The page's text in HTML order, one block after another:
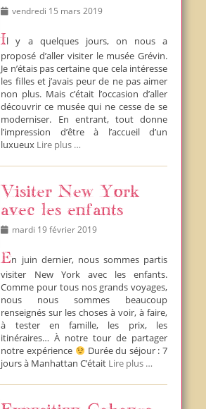
Posted
vendredi 15 mars 2019
Il y a quelques jours, on nous a
proposé d’aller visiter le musée Grévin.
Je n’étais pas certaine que cela intéresse
les filles et j’avais peur de ne pas aimer
non plus. Mais c’était l’occasion d’aller
découvrir ce musée qui ne cesse de se
moderniser. En entrant, tout donne
l’impression d’être à l’accueil d’un
luxueux Lire plus …
Visiter New York
avec les enfants
Postedmardi 19 février 2019
En juin dernier, nous sommes partis
visiter New York avec les enfants.
Comme pour tous nos grands voyages,
nous nous sommes beaucoup
renseignés sur les choses à voir, à faire,
à tester en famille, les prix, les
itinéraires… À notre tour de partager
notre expérience
Durée du séjour : 7
jours à Manhattan C’était Lire plus …